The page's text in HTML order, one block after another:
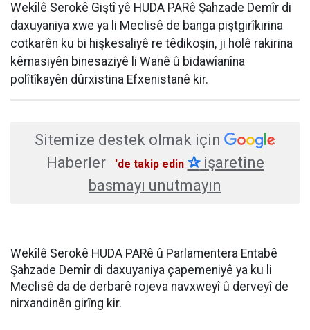
Wekîlê Serokê Giştî yê HUDA PARê Şahzade Demîr di
daxuyaniya xwe ya li Meclisê de banga piştgirîkirina
cotkarên ku bi hişkesaliyê re têdikoşin, ji holê rakirina
kêmasiyên binesaziyê li Wanê û bidawîanîna
polîtîkayên dûrxistina Efxenistanê kir.
Sitemize destek olmak için
Haberler
'de takip edin ✰işaretine
basmayı unutmayın
Wekîlê Serokê HUDA PARê û Parlamentera Entabê
Şahzade Demîr di daxuyaniya çapemeniyê ya ku li
Meclisê da de derbarê rojeva navxweyî û derveyî de
nirxandinên girîng kir.